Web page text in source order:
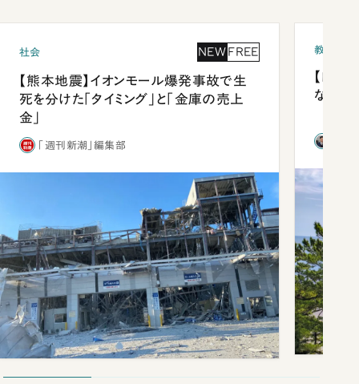
社会 NEW FREE
【熊本地震】イオンモール爆発事故で生
死を分けた「タイミング」と「金庫の売上
金」
「週刊新潮」編集部
教育
【四
ながら